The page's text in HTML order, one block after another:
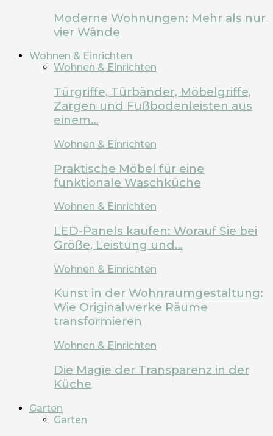
Moderne Wohnungen: Mehr als nur
vier Wände
Wohnen & Einrichten
Wohnen & Einrichten
Türgriffe, Türbänder, Möbelgriffe,
Zargen und Fußbodenleisten aus
einem…
Wohnen & Einrichten
Praktische Möbel für eine
funktionale Waschküche
Wohnen & Einrichten
LED-Panels kaufen: Worauf Sie bei
Größe, Leistung und…
Wohnen & Einrichten
Kunst in der Wohnraumgestaltung:
Wie Originalwerke Räume
transformieren
Wohnen & Einrichten
Die Magie der Transparenz in der
Küche
Garten
Garten